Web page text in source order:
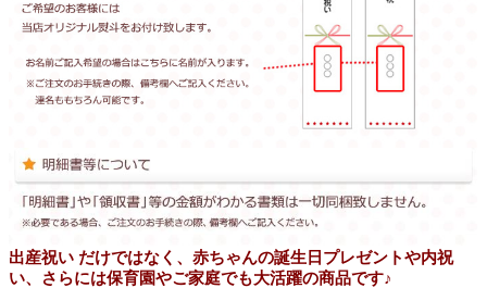
出産祝い だけではなく、赤ちゃんの誕生日プレゼントや内祝
い、さらには保育園やご家庭でも大活躍の商品です♪